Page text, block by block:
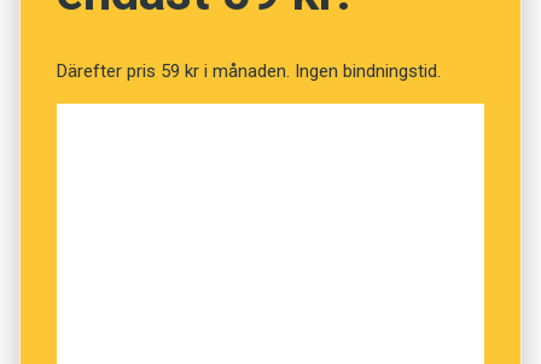
konjunkturen.
Därefter pris 59 kr i månaden. Ingen bindningstid.